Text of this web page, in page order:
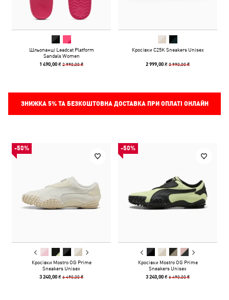
Шльопанці Leadcat Platform
Sandals Women
1 490,00 ₴2 990,00 ₴
Кросівки C25K Sneakers Unisex
2 999,00 ₴3 990,00 ₴
ЗНИЖКА 5%ТА БЕЗКОШТОВНА ДОСТАВКА ПРИ ОПЛАТІ ОНЛАЙН
-50%
Кросівки Mostro OG Prime
Sneakers Unisex
3 240,00 ₴6 490,00 ₴
-50%
Кросівки Mostro OG Prime
Sneakers Unisex
3 240,00 ₴6 490,00 ₴